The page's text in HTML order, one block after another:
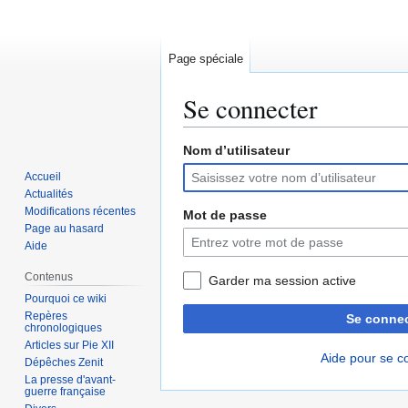
Se connecter
Aller
la
navigation
Aller
la
recherche
Nom d’utilisateur
Mot de passe
Garder ma session active
Se
Aide pour se
Page spéciale
Accueil
Actualités
Modifications récentes
Page au hasard
Aide
Contenus
Pourquoi ce wiki
Repères
chronologiques
Articles sur Pie XII
Dépêches Zenit
La presse d'avant-
guerre française